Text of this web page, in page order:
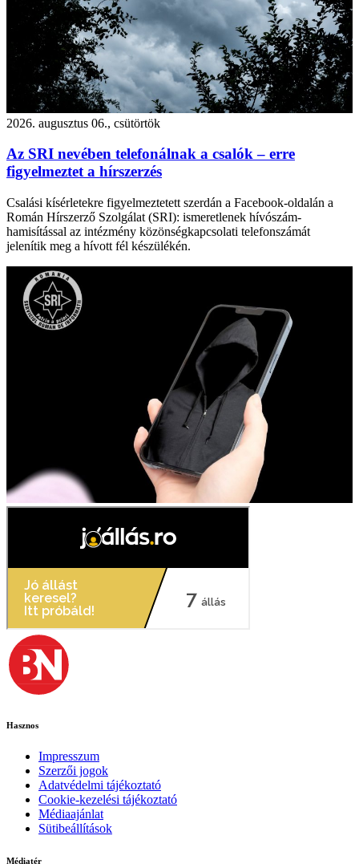
2026. augusztus 06., csütörtök
Az SRI nevében telefonálnak a csalók – erre
figyelmeztet a hírszerzés
Csalási kísérletekre figyelmeztetett szerdán a Facebook-oldalán a
Román Hírszerző Szolgálat (SRI): ismeretlenek hívószám-
hamisítással az intézmény közönségkapcsolati telefonszámát
jelenítik meg a hívott fél készülékén.
Hasznos
Impresszum
Szerzői jogok
Adatvédelmi tájékoztató
Cookie-kezelési tájékoztató
Médiaajánlat
Sütibeállítások
Médiatér